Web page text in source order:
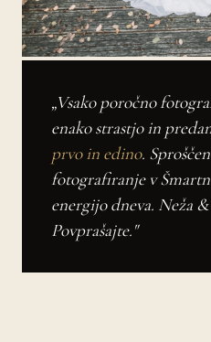
„Vsako poročno
enako strastjo in
prvo in edino.
fotografiranje v
energijo dneva. Neža
Povprašajte."